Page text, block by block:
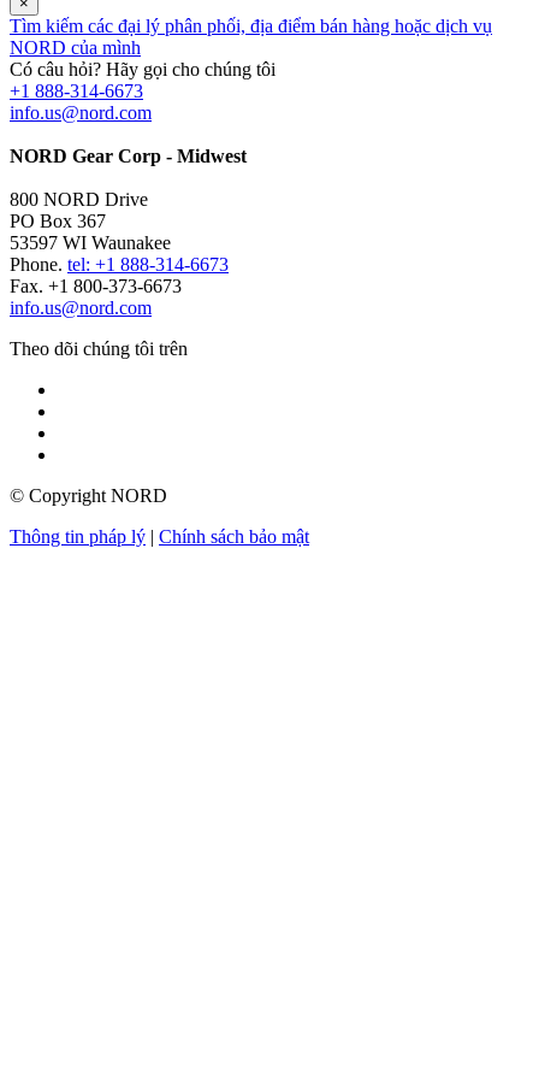
Tìm kiếm các đại lý phân phối, địa điểm bán hàng hoặc dịch vụ
NORD của mình
Có câu hỏi? Hãy gọi cho chúng tôi
+1 888-314-6673
info.us@nord.com
NORD Gear Corp - Midwest
800 NORD Drive
PO Box 367
53597 WI Waunakee
Phone. tel: +1 888-314-6673
Fax. +1 800-373-6673
info.us@nord.com
Theo dõi chúng tôi trên
© Copyright NORD
Thông tin pháp lý | Chính sách bảo mật